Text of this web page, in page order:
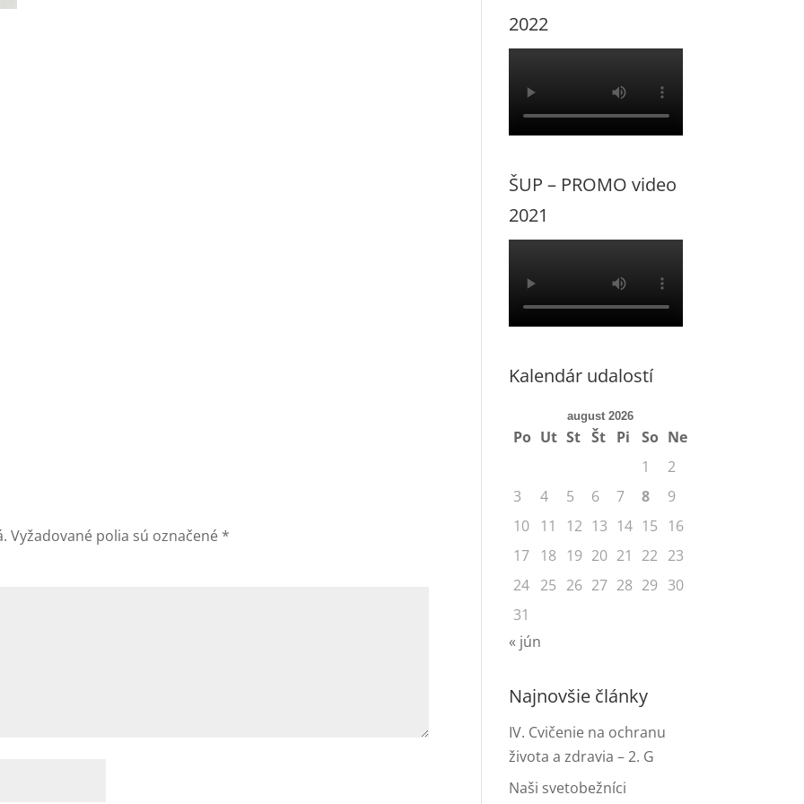
Vyžadované polia sú označené *
2022
ŠUP – PROMO video
2021
Kalendár udalostí
august 2026
Po Ut St Št Pi So Ne
1
2
3
4 5 6 7 8
9
10 11 12 13 14 15 16
17 18 19 20 21 22 23
24 25 26 27 28 29 30
31
« jún
Najnovšie články
IV. Cvičenie na ochranu
života a zdravia – 2. G
Naši svetobežníci